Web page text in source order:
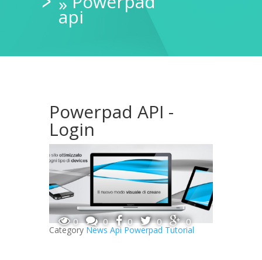
api
0 0 0 0 0
Powerpad API -
Login
Category News Api Powerpad Tutorial